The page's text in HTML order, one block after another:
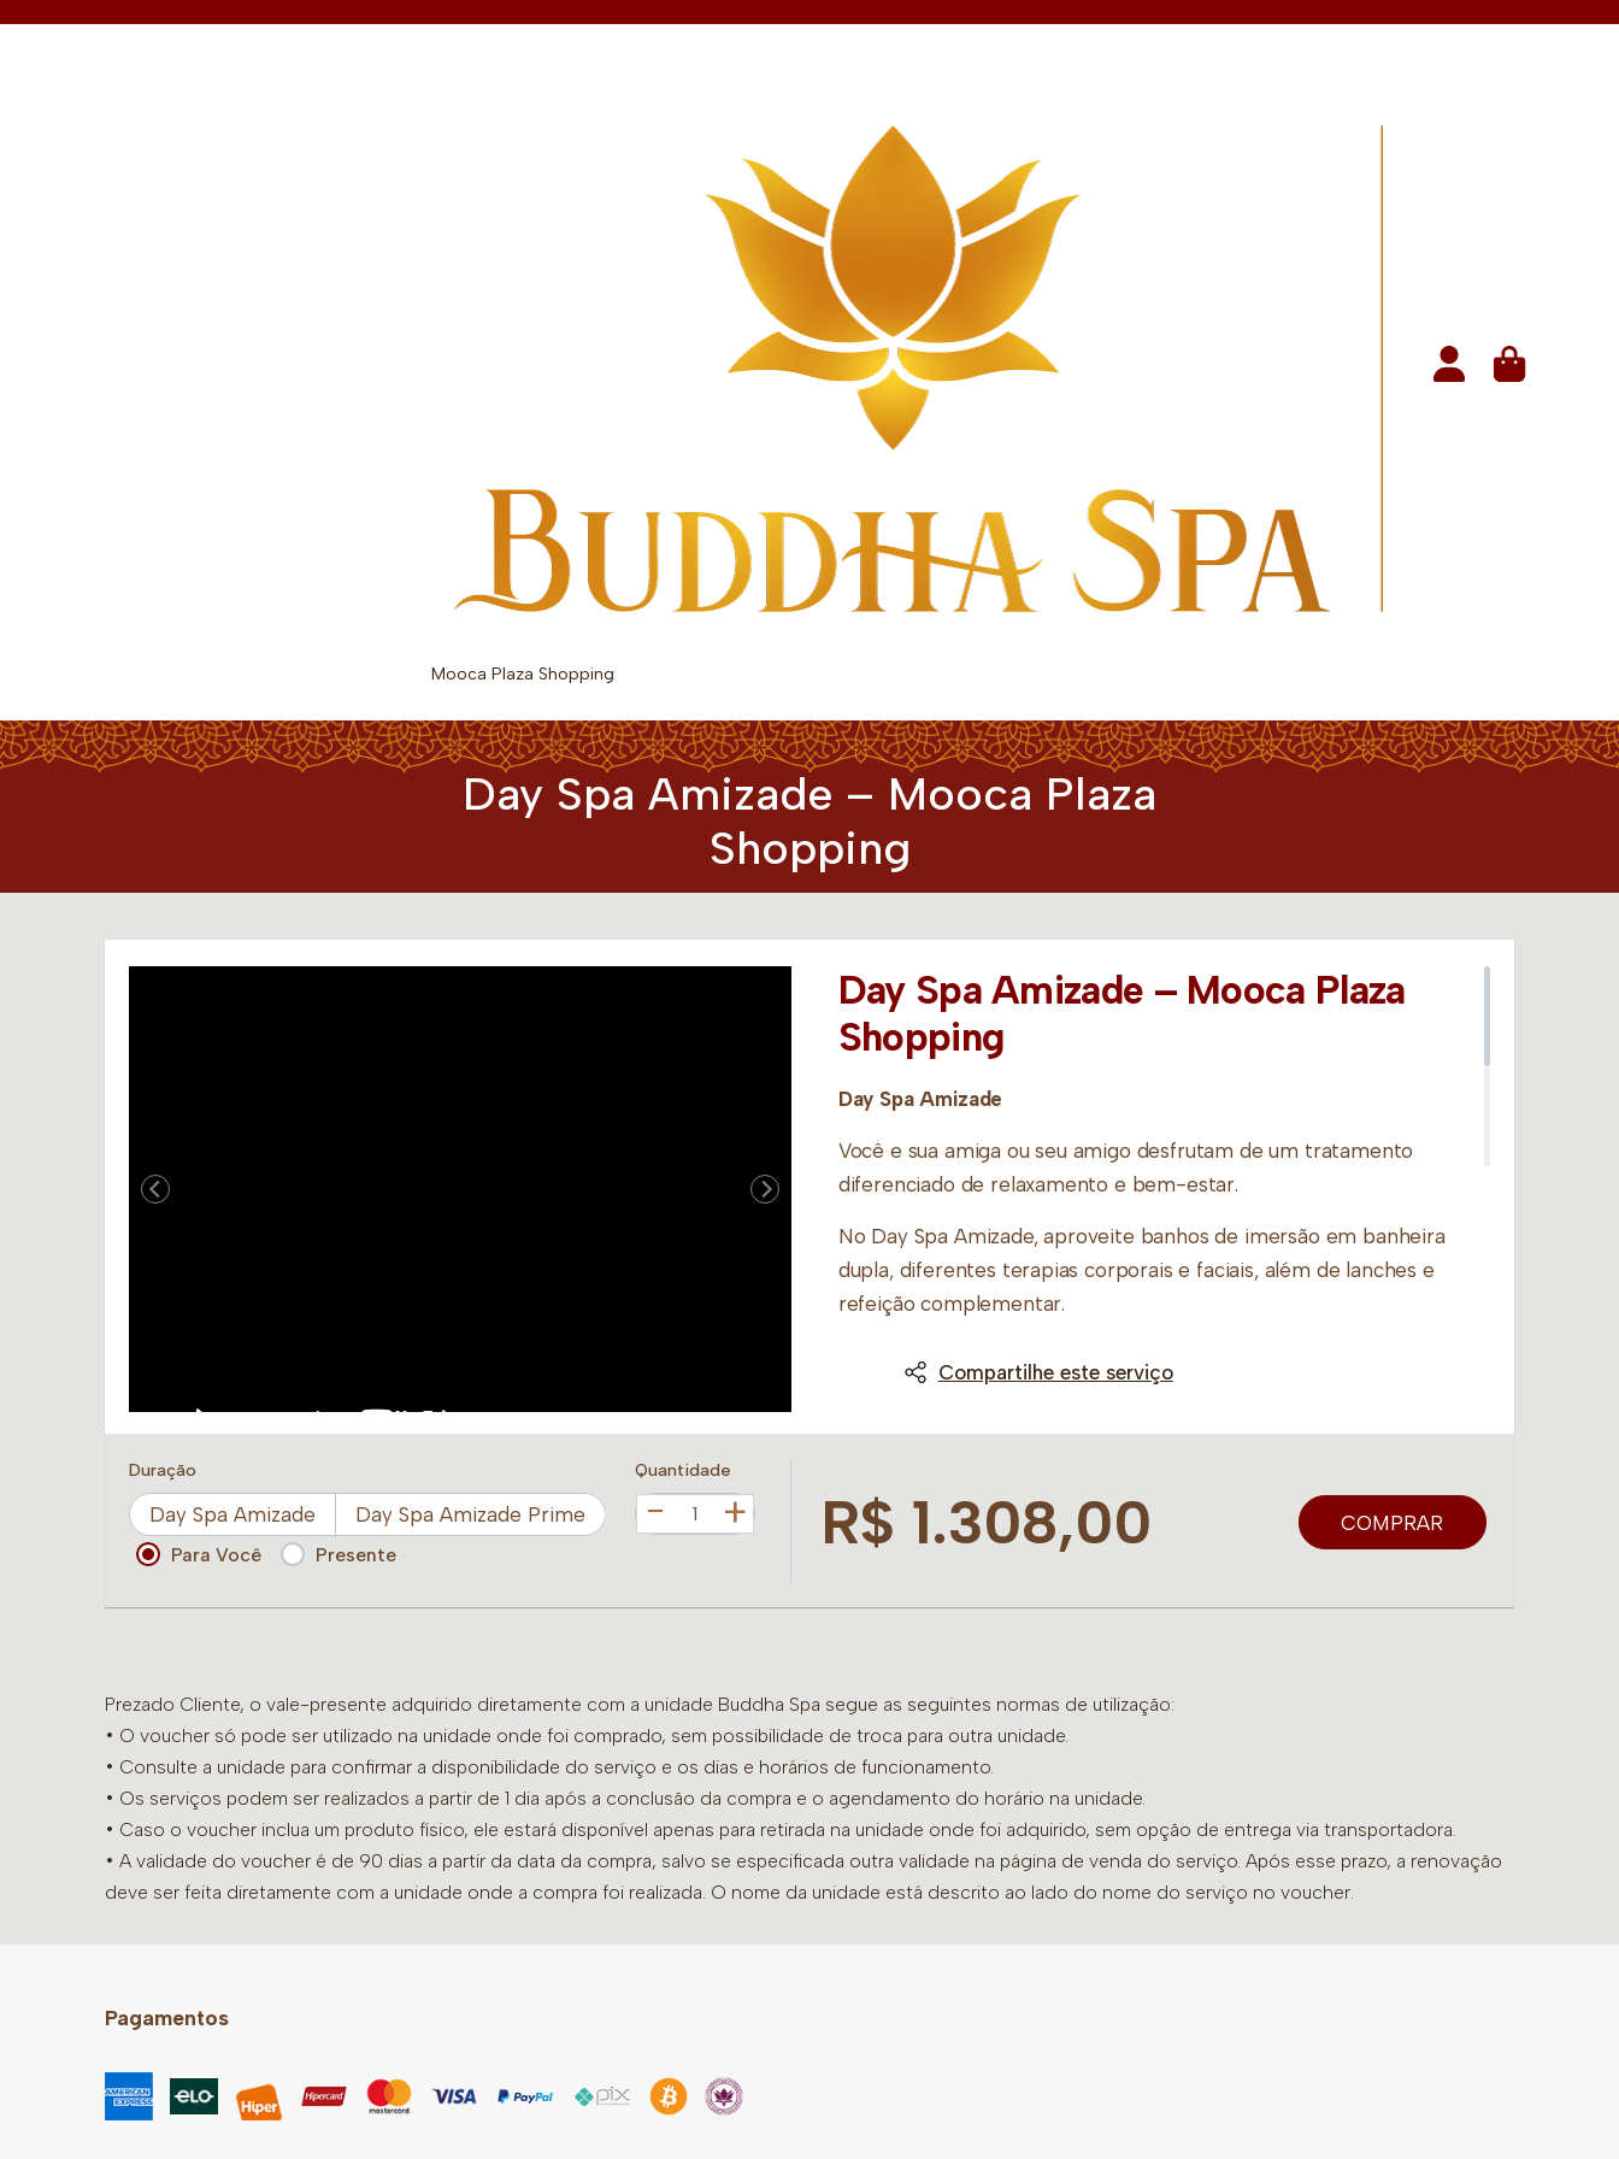
Mooca Plaza Shopping
Day Spa Amizade – Mooca Plaza
Shopping
Day Spa Amizade – Mooca Plaza
Shopping
Day Spa Amizade
Você e sua amiga ou seu amigo desfrutam de um tratamento
diferenciado de relaxamento e bem-estar.
No Day Spa Amizade, aproveite banhos de imersão em banheira
dupla, diferentes terapias corporais e faciais, além de lanches e
refeição complementar.
Escolha um dos formatos de
esse momento juntas(os):
Escolham um dos formatos de Day Spa e aproveitem esse
Beleza Buddha Spa
“Serviços” do site.
Obs: O Banho de Imersão e a Refeição serão substituídos por
terapias de 30 minutos nas unidades que não disponibilizarem os
serviços. Caso prefira ligar a banheira de hidromassagem, informe
a recepção, pois neste caso o banho será realizado sem as pétalas
de rosa.
Compartilhe este serviço
Duração
Day Spa Amizade Day Spa Amizade Prime
Quantidade
+
Para Você Presente R$ 1.308,00 COMPRAR
Prezado Cliente, o vale-presente adquirido diretamente com a unidade Buddha Spa segue as seguintes normas de utilização:
• O voucher só pode ser utilizado na unidade onde foi comprado, sem possibilidade de troca para outra unidade.
• Consulte a unidade para confirmar a disponibilidade do serviço e os dias e horários de funcionamento.
• Os serviços podem ser realizados a partir de 1 dia após a conclusão da compra e o agendamento do horário na unidade.
• Caso o voucher inclua um produto físico, ele estará disponível apenas para retirada na unidade onde foi adquirido, sem opção de entrega via transportadora.
• A validade do voucher é de 90 dias a partir da data da compra, salvo se especificada outra validade na página de venda do serviço. Após esse prazo, a renovação
deve ser feita diretamente com a unidade onde a compra foi realizada. O nome da unidade está descrito ao lado do nome do serviço no voucher.
Pagamentos